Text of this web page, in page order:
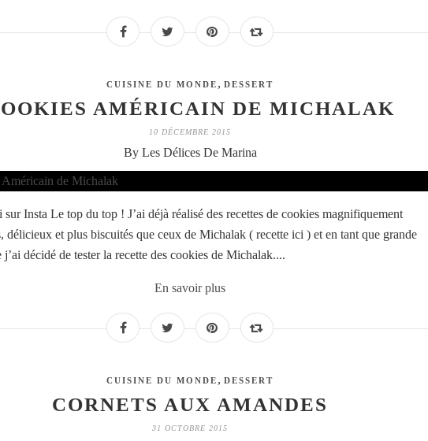
CUISINE DU MONDE , DESSERT
AMÉRICAIN DE MICHALAK
10 DÉCEMBRE 2015
By Les Délices De Marina
sur Insta Le top du top ! J’ai déjà réalisé des recettes de cookies magnifiquement
délicieux et plus biscuités que ceux de Michalak ( recette ici ) et en tant que grande
j’ai décidé de tester la recette des cookies de Michalak....
En savoir plus
CUISINE DU MONDE , DESSERT
CORNETS AUX AMANDES
31 OCTOBRE 2015